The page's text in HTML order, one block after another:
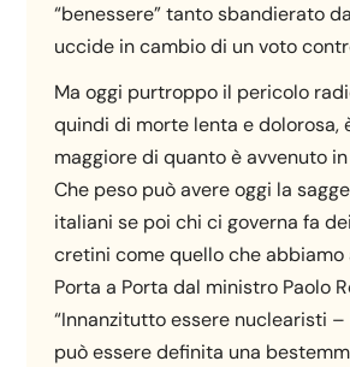
“benessere” tanto sbandierato
uccide in cambio di un voto
Ma oggi purtroppo il pericolo
quindi di morte lenta e dolorosa,
maggiore di quanto è avvenuto
Che peso può avere oggi la
italiani se poi chi ci governa fa
cretini come quello che abbiamo
Porta a Porta dal ministro Paolo
“Innanzitutto essere nuclearisti
può essere definita una